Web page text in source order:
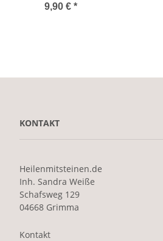
9,90 € *
KONTAKT
Heilenmitsteinen.de
Inh. Sandra Weiße
Schafsweg 129
04668 Grimma
Kontakt